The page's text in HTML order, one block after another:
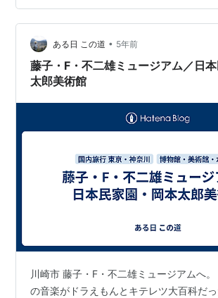
端。飢饉のときにはこいつを刻んで煮て
やら何やら、色んなモノが、多年に亘っ
っているゆえに、味付けには困らない。
『天穂のサクナヒメ』で見覚えがある。
ある日 この道 • 5年前
藤子・F・不二雄ミュージアム／日
太郎美術館
川崎市 藤子・F・不二雄ミュージアムへ
の音楽がドラえもんとキテレツ大百科だ